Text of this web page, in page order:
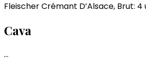
Fleischer Crémant D’Alsace, Brut: 4
Cava
…